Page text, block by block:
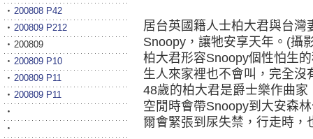
居台英國籍人士柏大君與台
Snoopy，讓牠安享天年。(攝
柏大君形容Snoopy個性怕生
生人來家裡也不會叫，完全沒
48歲的柏大君是爵士樂作曲
空閒時會帶Snoopy到大安森
爾會緊張到尿失禁，行走時，
‧ 200808 P42
‧ 200809 P212
‧ 200809
‧ 200809 P10
‧ 200809 P11
‧ 200809 P11
‧
‧